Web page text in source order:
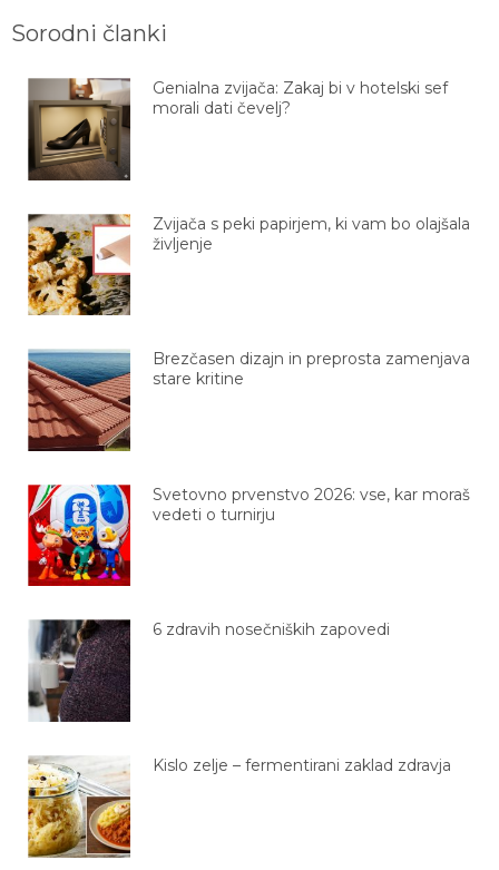
Sorodni članki
Genialna zvijača: Zakaj bi v hotelski sef
morali dati čevelj?
Zvijača s peki papirjem, ki vam bo olajšala
življenje
Brezčasen dizajn in preprosta zamenjava
stare kritine
Svetovno prvenstvo 2026: vse, kar moraš
vedeti o turnirju
6 zdravih nosečniških zapovedi
Kislo zelje – fermentirani zaklad zdravja